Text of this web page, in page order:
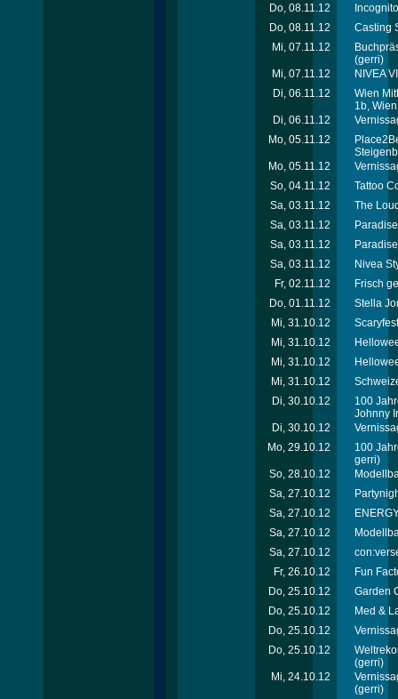
Do, 08.11.12
Do, 08.11.12
Casting
Mi, 07.11.12
(gerri)
Mi, 07.11.12
NIVEA
Di, 06.11.12
Wien
1b, Wien
Di, 06.11.12
Mo, 05.11.12
Mo, 05.11.12
So, 04.11.12
Tattoo
Sa, 03.11.12
The
Sa, 03.11.12
Sa, 03.11.12
Sa, 03.11.12
Nivea
Fr, 02.11.12
Frisch
Do, 01.11.12
Stella
Mi, 31.10.12
Mi, 31.10.12
Mi, 31.10.12
Mi, 31.10.12
Di, 30.10.12
100
Johnny
Di, 30.10.12
Mo, 29.10.12
100
gerri)
So, 28.10.12
Sa, 27.10.12
Sa, 27.10.12
Sa, 27.10.12
Sa, 27.10.12
Fr, 26.10.12
Fun
Do, 25.10.12
Garden
Do, 25.10.12
Med &
Do, 25.10.12
Do, 25.10.12
(gerri)
Mi, 24.10.12
(gerri)